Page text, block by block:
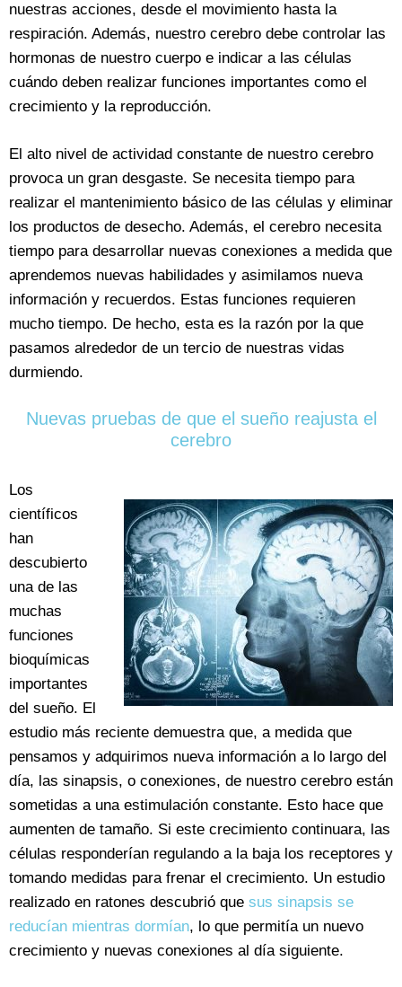
nuestras acciones, desde el movimiento hasta la
respiración. Además, nuestro cerebro debe controlar las
hormonas de nuestro cuerpo e indicar a las células
cuándo deben realizar funciones importantes como el
crecimiento y la reproducción.
El alto nivel de actividad constante de nuestro cerebro
provoca un gran desgaste. Se necesita tiempo para
realizar el mantenimiento básico de las células y eliminar
los productos de desecho. Además, el cerebro necesita
tiempo para desarrollar nuevas conexiones a medida que
aprendemos nuevas habilidades y asimilamos nueva
información y recuerdos. Estas funciones requieren
mucho tiempo. De hecho, esta es la razón por la que
pasamos alrededor de un tercio de nuestras vidas
durmiendo.
Nuevas pruebas de que el sueño reajusta el
cerebro
Los
científicos
han
descubierto
una de las
muchas
funciones
bioquímicas
importantes
del sueño. El
estudio más reciente demuestra que, a medida que
pensamos y adquirimos nueva información a lo largo del
día, las sinapsis, o conexiones, de nuestro cerebro están
sometidas a una estimulación constante. Esto hace que
aumenten de tamaño. Si este crecimiento continuara, las
células responderían regulando a la baja los receptores y
tomando medidas para frenar el crecimiento. Un estudio
realizado en ratones descubrió que sus sinapsis se
reducían mientras dormían, lo que permitía un nuevo
crecimiento y nuevas conexiones al día siguiente.